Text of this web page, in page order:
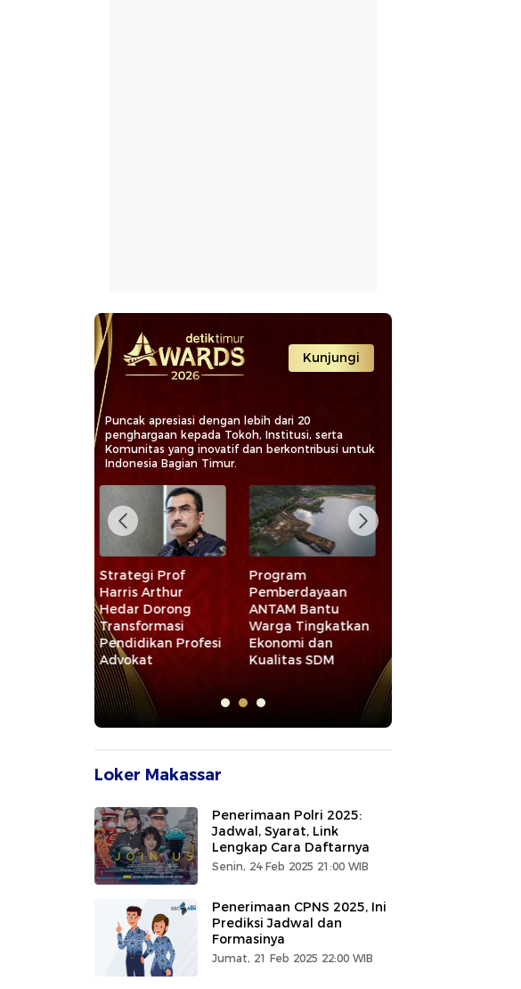
Kunjungi
Puncak apresiasi dengan lebih dari 20
penghargaan kepada Tokoh, Institusi, serta
Komunitas yang inovatif dan berkontribusi untuk
Indonesia Bagian Timur.
Peran AIA di Balik
Percepatan
Infrastruktur dan
Ketahanan Air
Komitmen Waka
Komisi II DPR
Bahtra Banong
Kawal Konflik
Agraria dan Gaji
PPPK
Loker Makassar
Penerimaan Polri 2025:
Jadwal, Syarat, Link
Lengkap Cara Daftarnya
Senin, 24 Feb 2025 21:00 WIB
Penerimaan CPNS 2025, Ini
Prediksi Jadwal dan
Formasinya
Jumat, 21 Feb 2025 22:00 WIB